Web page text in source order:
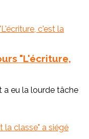
"L'écriture,
a eu la lourde tâche